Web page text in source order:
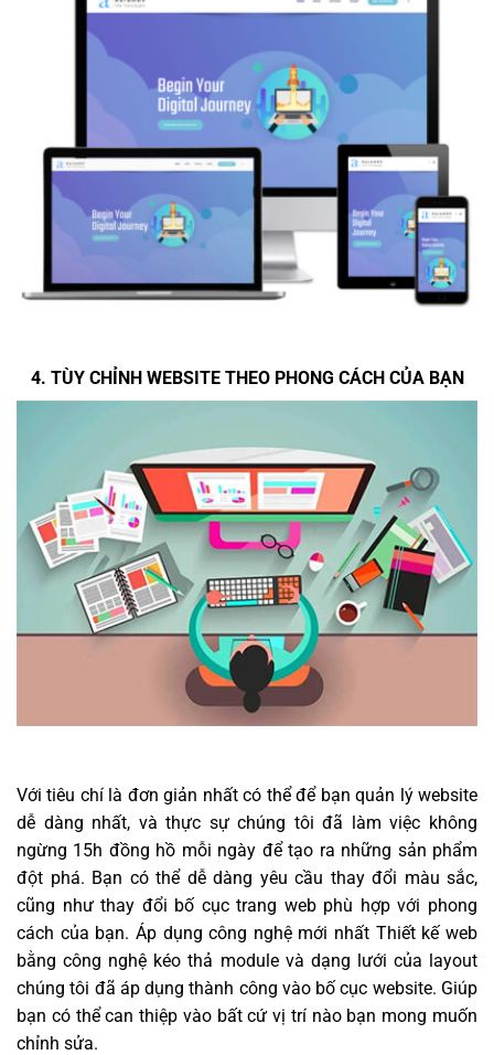
4. TÙY CHỈNH WEBSITE THEO PHONG CÁCH CỦA BẠN
Với tiêu chí là đơn giản nhất có thể để bạn quản lý website
dễ dàng nhất, và thực sự chúng tôi đã làm việc không
ngừng 15h đồng hồ mỗi ngày để tạo ra những sản phẩm
đột phá. Bạn có thể dễ dàng yêu cầu thay đổi màu sắc,
cũng như thay đổi bố cục trang web phù hợp với phong
cách của bạn. Áp dụng công nghệ mới nhất Thiết kế web
bằng công nghệ kéo thả module và dạng lưới của layout
chúng tôi đã áp dụng thành công vào bố cục website. Giúp
bạn có thể can thiệp vào bất cứ vị trí nào bạn mong muốn
chỉnh sửa.